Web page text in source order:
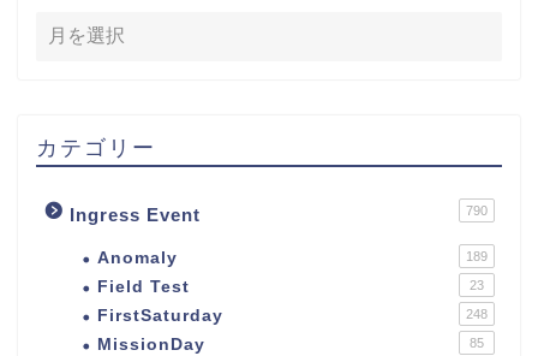
カテゴリー
Ingress Event 790
Anomaly 189
Field Test 23
FirstSaturday 248
MissionDay 85